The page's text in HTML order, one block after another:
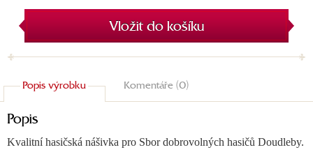
Vložit do košíku
Popis výrobku Komentáře (0)
Popis
Kvalitní hasičská nášivka pro Sbor dobrovolných hasičů Doudleby.